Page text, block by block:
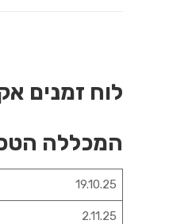
לוח זמנים
המכללה
19.10.25
2.11.25